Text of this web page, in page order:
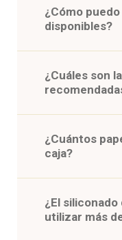
¿Cómo
disponibles?
¿Cuáles son
¿Cuántos
caja?
¿El
utilizar más